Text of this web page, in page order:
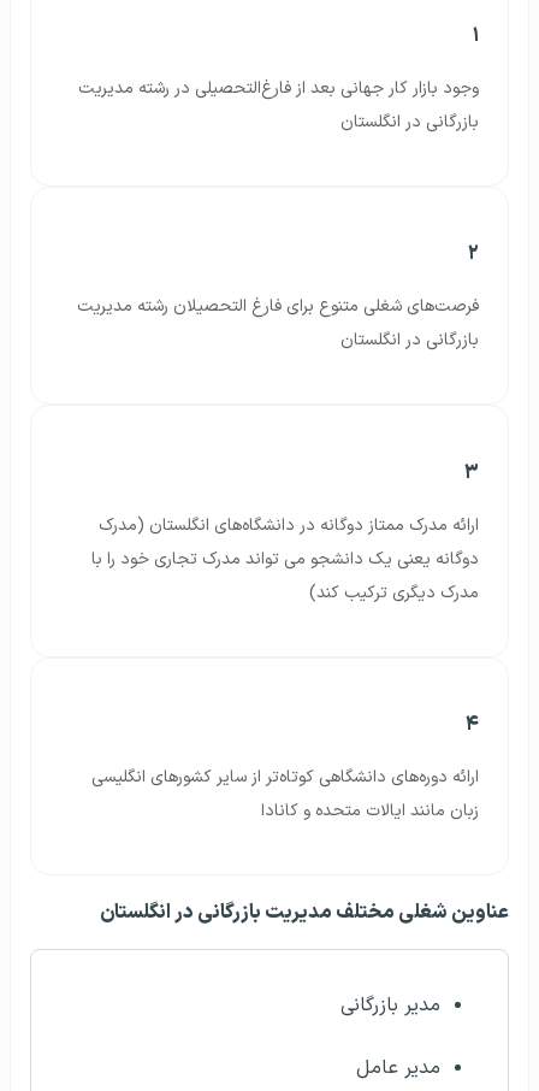
۱
وجود بازار کار جهانی بعد از فارغ‌التحصیلی در رشته مدیریت
بازرگانی در انگلستان
۲
فرصت‌های شغلی متنوع برای فارغ التحصیلان رشته مدیریت
بازرگانی در انگلستان
۳
ارائه مدرک ممتاز دوگانه در دانشگاه‌های انگلستان (مدرک
دوگانه یعنی یک دانشجو می تواند مدرک تجاری خود را با
مدرک دیگری ترکیب کند)
۴
ارائه دوره‌های دانشگاهی کوتاه‌تر از سایر کشورهای انگلیسی
زبان مانند ایالات متحده و کانادا
عناوین شغلی مختلف مدیریت بازرگانی در انگلستان
مدیر بازرگانی
مدیر عامل